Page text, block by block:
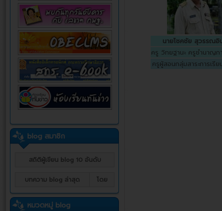
blog สมาชิก
สถิติผู้เขียน blog 10 อันดับ
บทความ blog ล่าสุด โดย
หมวดหมู่ blog
นายโชคชัย สุวรรณอิ
ครู วิทยฐานะ ครูชำนาญก
ครูผู้สอนกลุ่มสาระการเรีย